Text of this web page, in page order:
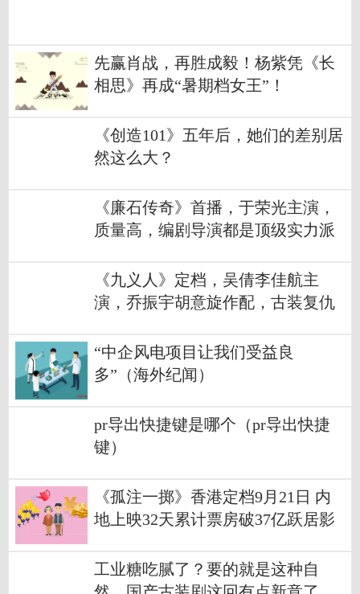
先赢肖战，再胜成毅！杨紫凭《长
相思》再成“暑期档女王”！
《创造101》五年后，她们的差别居
然这么大？
《廉石传奇》首播，于荣光主演，
质量高，编剧导演都是顶级实力派
《九义人》定档，吴倩李佳航主
演，乔振宇胡意旋作配，古装复仇
“中企风电项目让我们受益良
多”（海外纪闻）
pr导出快捷键是哪个（pr导出快捷
键）
《孤注一掷》香港定档9月21日 内
地上映32天累计票房破37亿跃居影
工业糖吃腻了？要的就是这种自